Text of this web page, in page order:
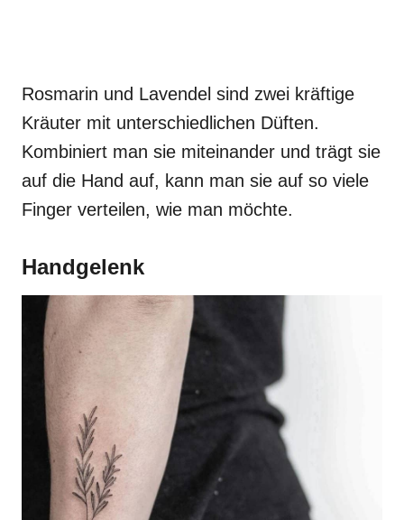
Rosmarin und Lavendel sind zwei kräftige
Kräuter mit unterschiedlichen Düften.
Kombiniert man sie miteinander und trägt sie
auf die Hand auf, kann man sie auf so viele
Finger verteilen, wie man möchte.
Handgelenk